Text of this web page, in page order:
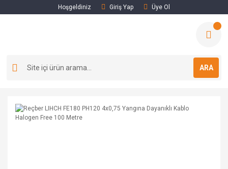
Hoşgeldiniz Giriş Yap Üye Ol
ARA